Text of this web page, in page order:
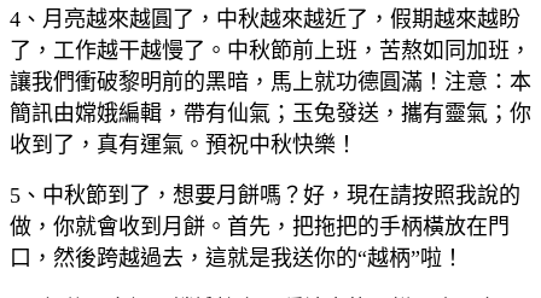
4、月亮越來越圓了，中秋越來越近了，假期越來越盼
了，工作越干越慢了。中秋節前上班，苦熬如同加班，
讓我們衝破黎明前的黑暗，馬上就功德圓滿！注意：本
簡訊由嫦娥編輯，帶有仙氣；玉兔發送，攜有靈氣；你
收到了，真有運氣。預祝中秋快樂！
5、中秋節到了，想要月餅嗎？好，現在請按照我說的
做，你就會收到月餅。首先，把拖把的手柄橫放在門
口，然後跨越過去，這就是我送你的“越柄”啦！